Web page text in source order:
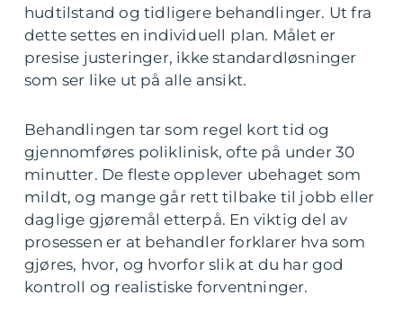
hudtilstand og tidligere behandlinger. Ut fra
dette settes en individuell plan. Målet er
presise justeringer, ikke standardløsninger
som ser like ut på alle ansikt.
Behandlingen tar som regel kort tid og
gjennomføres poliklinisk, ofte på under 30
minutter. De fleste opplever ubehaget som
mildt, og mange går rett tilbake til jobb eller
daglige gjøremål etterpå. En viktig del av
prosessen er at behandler forklarer hva som
gjøres, hvor, og hvorfor slik at du har god
kontroll og realistiske forventninger.